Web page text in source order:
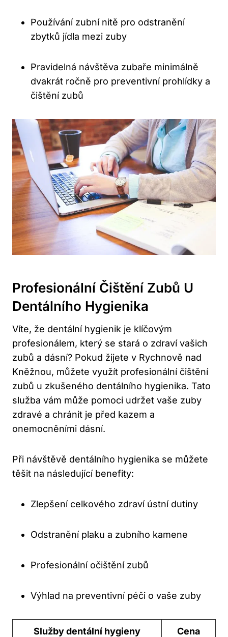
Používání zubní nitě pro odstranění
zbytků jídla mezi zuby
Pravidelná návštěva zubaře minimálně
dvakrát ročně pro preventivní prohlídky a
čištění zubů
Profesionální Čištění Zubů U
Dentálního Hygienika
Víte, že dentální hygienik je klíčovým
profesionálem, který se stará o zdraví vašich
zubů a dásní? Pokud žijete v Rychnově nad
Kněžnou, můžete využít profesionální čištění
zubů u zkušeného dentálního hygienika. Tato
služba vám může pomoci udržet vaše zuby
zdravé a chránit je před kazem a
onemocněními dásní.
Při návštěvě dentálního hygienika se můžete
těšit na následující benefity:
Zlepšení celkového zdraví ústní dutiny
Odstranění plaku a zubního kamene
Profesionální očištění zubů
Výhlad na preventivní péči o vaše zuby
Služby dentální hygieny Cena